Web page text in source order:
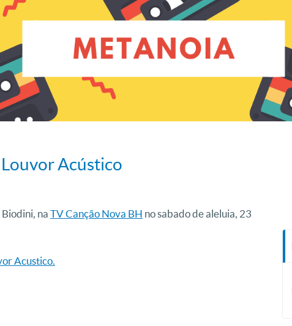
Acústico
naTV Canção Nova BH no sabado de aleluia, 23
Acustico.